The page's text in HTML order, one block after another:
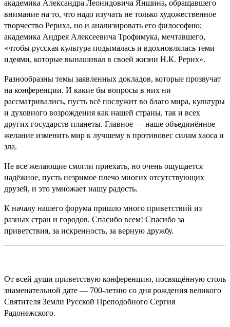
академика Александра Леонидовича Яншина, обращавшего
внимание на то, что надо изучать не только художественное
творчество Рериха, но и анализировать его философию;
академика Андрея Алексеевича Трофимука, мечтавшего,
«чтобы русская культура подымалась и вдохновлялась теми
идеями, которые вынашивал в своей жизни Н.К. Рерих».
Разнообразны темы заявленных докладов, которые прозвучат
на конференции. И какие бы вопросы в них ни
рассматривались, пусть всё послужит во благо мира, культуры
и духовного возрождения как нашей страны, так и всех
других государств планеты. Главное — наше объединённое
желание изменить мир к лучшему в противовес силам хаоса и
зла.
Не все желающие смогли приехать, но очень ощущается
надёжное, пусть незримое плечо многих отсутствующих
друзей, и это умножает нашу радость.
К началу нашего форума пришло много приветствий из
разных стран и городов. Спасибо всем! Спасибо за
приветствия, за искренность, за верную дружбу.
От всей души приветствую конференцию, посвящённую столь
знаменательной дате — 700-летию со дня рождения великого
Святителя Земли Русской Преподобного Сергия
Радонежского.